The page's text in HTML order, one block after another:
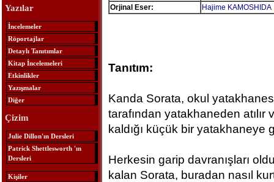
Yazılar
İncelemeler
Röportajlar
Detaylı Tanıtımlar
Kitap İncelemeleri
Etkinlikler
Yazışmalar
Diğer
Çizim
Julie Dillon'ın Dersleri
Patrick Shettlesworth 'ın
Dersleri
Kişiler
Orjinal Eser:
Hajime KAMOSHIDA
Tanıtım:
Kanda Sorata, okul
tarafından yatakhaneden
kaldığı küçük bir yatakhaneye
Herkesin garip davranışları
kalan Sorata, buradan nasıl